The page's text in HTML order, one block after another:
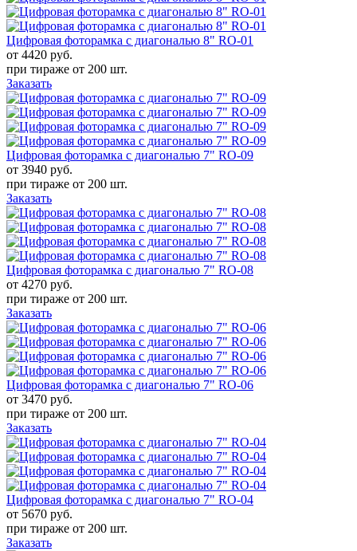
Цифровая фоторамка с диагональю 8" RO-01
от 4420 руб.
при тираже от 200 шт.
Заказать
Цифровая фоторамка с диагональю 7" RO-09
от 3940 руб.
при тираже от 200 шт.
Заказать
Цифровая фоторамка с диагональю 7" RO-08
от 4270 руб.
при тираже от 200 шт.
Заказать
Цифровая фоторамка с диагональю 7" RO-06
от 3470 руб.
при тираже от 200 шт.
Заказать
Цифровая фоторамка с диагональю 7" RO-04
от 5670 руб.
при тираже от 200 шт.
Заказать